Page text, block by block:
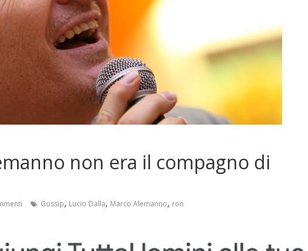
non era il compagno di
Gossip, Lucio Dalla, Marco Alemanno, ron